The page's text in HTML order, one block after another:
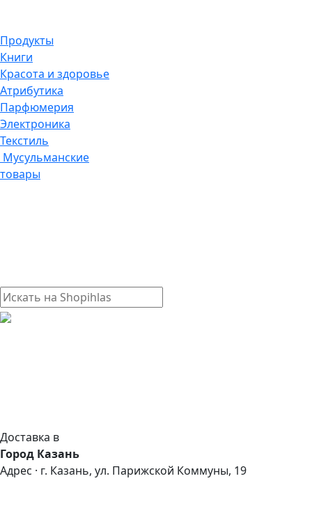
Продукты
Книги
Красота и здоровье
Атрибутика
Парфюмерия
Электроника
Текстиль
Мусульманские
товары
Доставка в
Город Казань
Адрес · г. Казань, ул. Парижской Коммуны, 19